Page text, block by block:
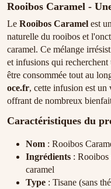
Rooibos Caramel -
Le Rooibos Caramel est
naturelle du rooibos et
caramel. Ce mélange
et infusions qui
être consommée tout au
oce.fr, cette infusion est
offrant de nombreux
Caractéristiques du
Nom : Rooibos
Ingrédients : Rooibos
caramel
Type : Tisane (sans